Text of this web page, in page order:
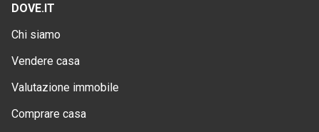
DOVE.IT
Chi siamo
Vendere casa
Valutazione immobile
Comprare casa